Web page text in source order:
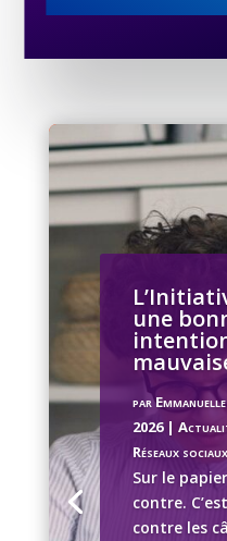
une
par
2026|
Réseaux sociaux
Sur le
contre.
contre les